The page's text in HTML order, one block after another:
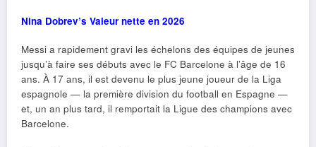
Nina Dobrev’s Valeur nette en 2026
Messi a rapidement gravi les échelons des équipes de jeunes
jusqu’à faire ses débuts avec le FC Barcelone à l’âge de 16
ans. À 17 ans, il est devenu le plus jeune joueur de la Liga
espagnole — la première division du football en Espagne —
et, un an plus tard, il remportait la Ligue des champions avec
Barcelone.